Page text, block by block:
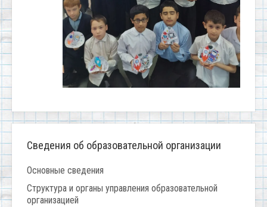
Сведения об образовательной организации
Основные сведения
Структура и органы управления образовательной
организацией